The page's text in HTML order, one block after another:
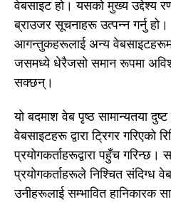
वेबसाइट हो। यसको मुख्य उद्देश्य
ब्राउजर सूचनाहरू उत्पन्न गर्नु
आगन्तुकहरूलाई अन्य वेबसाइटहरूमा
जसमध्ये धेरैजसो समान रूपमा
सक्छन्।
यो बदमाश वेब पृष्ठ सामान्यतया
वेबसाइटहरू द्वारा ट्रिगर गरिएको
प्रयोगकर्ताहरूद्वारा पहुँच
प्रयोगकर्ताहरूले निश्चित संदिग्ध
उनीहरूलाई सम्भावित हानिकारक